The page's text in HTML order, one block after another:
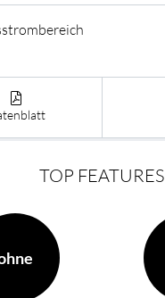
TOP FEATURES